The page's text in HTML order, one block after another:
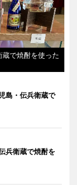
で焼酎を使った
島・伝兵衛蔵で
兵衛蔵で焼酎を